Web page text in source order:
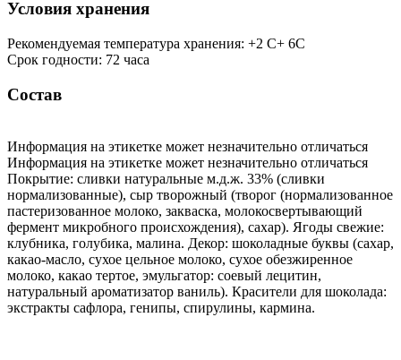
Условия хранения
Рекомендуемая температура хранения: +2 С+ 6С
Срок годности: 72 часа
Состав
Информация на этикетке может незначительно отличаться
Информация на этикетке может незначительно отличаться
Покрытие: сливки натуральные м.д.ж. 33% (сливки
нормализованные), сыр творожный (творог (нормализованное
пастеризованное молоко, закваска, молокосвертывающий
фермент микробного происхождения), сахар). Ягоды свежие:
клубника, голубика, малина. Декор: шоколадные буквы (сахар,
какао-масло, сухое цельное молоко, сухое обезжиренное
молоко, какао тертое, эмульгатор: соевый лецитин,
натуральный ароматизатор ваниль). Красители для шоколада:
экстракты сафлора, генипы, спирулины, кармина.